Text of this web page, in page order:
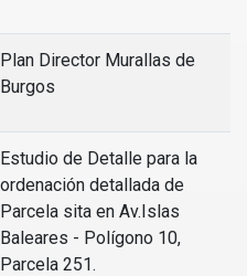
Plan Director Murallas de
Burgos
Estudio de Detalle para la
ordenación detallada de
Parcela sita en Av.Islas
Baleares - Polígono 10,
Parcela 251.